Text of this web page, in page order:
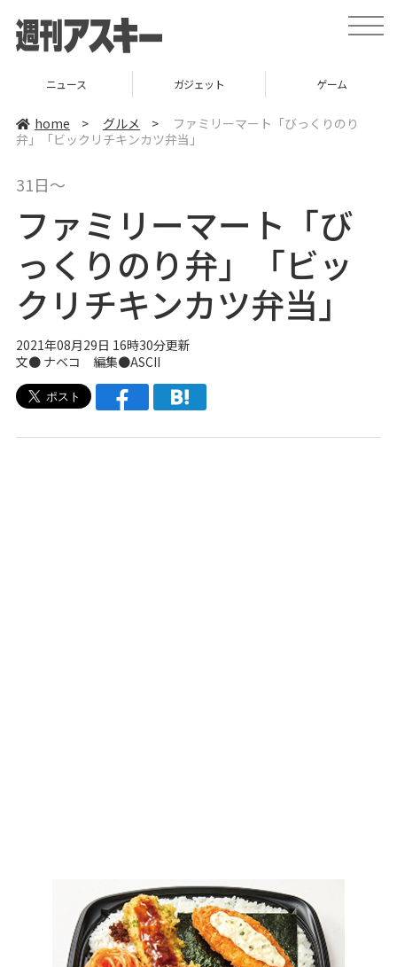
t
o
ニュース ガジェット ゲーム
home > グルメ >
ファミリーマート「びっくりのり
弁」「ビックリチキンカツ弁当」
31日～
ファミリーマート「び
っくりのり弁」「ビッ
クリチキンカツ弁当」
2021年08月29日 16時30分更新
文● ナベコ 編集●ASCII